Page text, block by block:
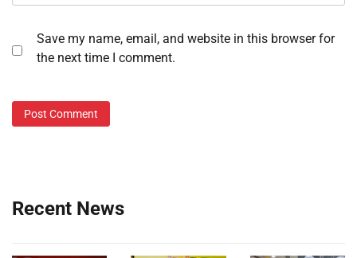
Save my name, email, and website in this browser for
the next time I comment.
Recent News